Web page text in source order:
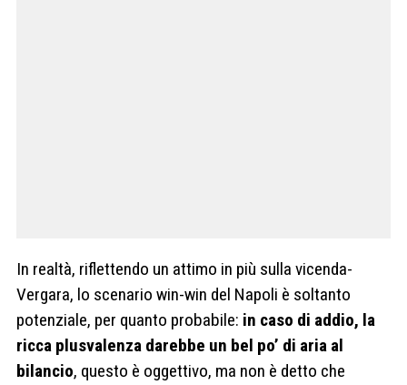
In realtà, riflettendo un attimo in più sulla vicenda-
Vergara, lo scenario win-win del Napoli è soltanto
potenziale, per quanto probabile: in caso di addio, la
ricca plusvalenza darebbe un bel po’ di aria al
bilancio, questo è oggettivo, ma non è detto che